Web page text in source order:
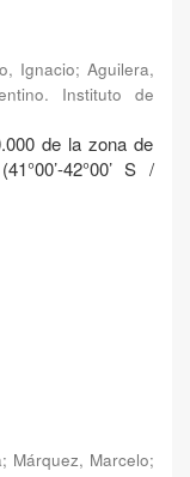
Ignacio; Aguilera,
Instituto de
de la zona de
42°00’ S /
; Márquez, Marcelo;